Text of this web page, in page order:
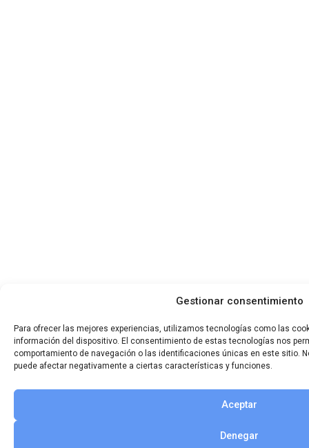
Gestionar consentimiento
Para ofrecer las mejores experiencias, utilizamos tecnologías como las
información del dispositivo. El consentimiento de estas tecnologías nos
comportamiento de navegación o las identificaciones únicas en este sitio.
puede afectar negativamente a ciertas características y funciones.
Aceptar
Denegar